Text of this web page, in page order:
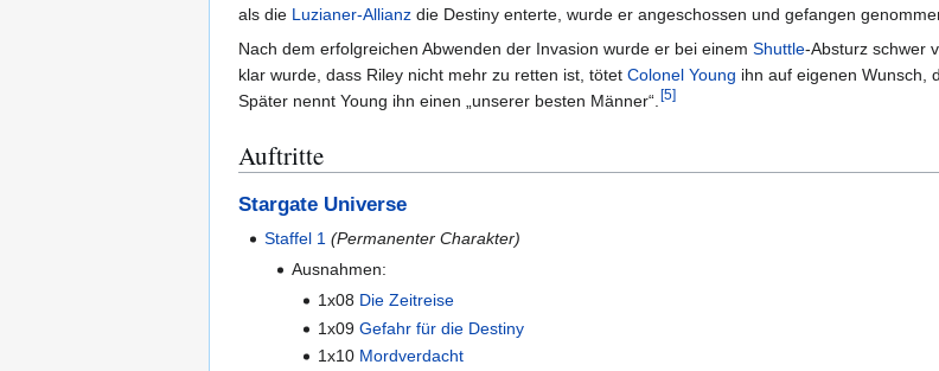
als die Luzianer-Allianz die Destiny enterte, wurde er angeschossen und gefangen
Nach dem erfolgreichen Abwenden der Invasion wurde er bei einem Shuttle-Absturz schwer
klar wurde, dass Riley nicht mehr zu retten ist, tötet Colonel Young ihn auf eigenen Wunsch,
Später nennt Young ihn einen „unserer besten Männer“. [5]
Auftritte
Stargate Universe
Staffel 1 (Permanenter Charakter)
Ausnahmen:
1x08 Die Zeitreise
1x09Gefahr für die Destiny
1x10 Mordverdacht